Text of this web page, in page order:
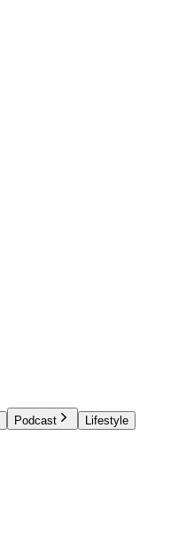
Podcast
Lifestyle